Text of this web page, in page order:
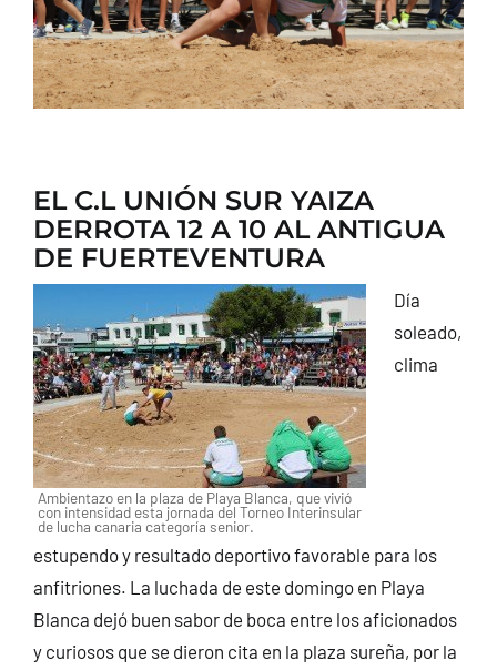
EL C.L UNIÓN SUR YAIZA
DERROTA 12 A 10 AL ANTIGUA
DE FUERTEVENTURA
Ambientazo en la plaza de Playa Blanca, que vivió
con intensidad esta jornada del Torneo Interinsular
de lucha canaria categoría senior.
Día
soleado,
clima
estupendo y resultado deportivo favorable para los
anfitriones. La luchada de este domingo en Playa
Blanca dejó buen sabor de boca entre los aficionados
y curiosos que se dieron cita en la plaza sureña, por la